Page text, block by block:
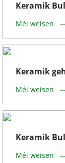
Keramik
Méi weisen
Keramik
Méi weisen
Keramik
Méi weisen